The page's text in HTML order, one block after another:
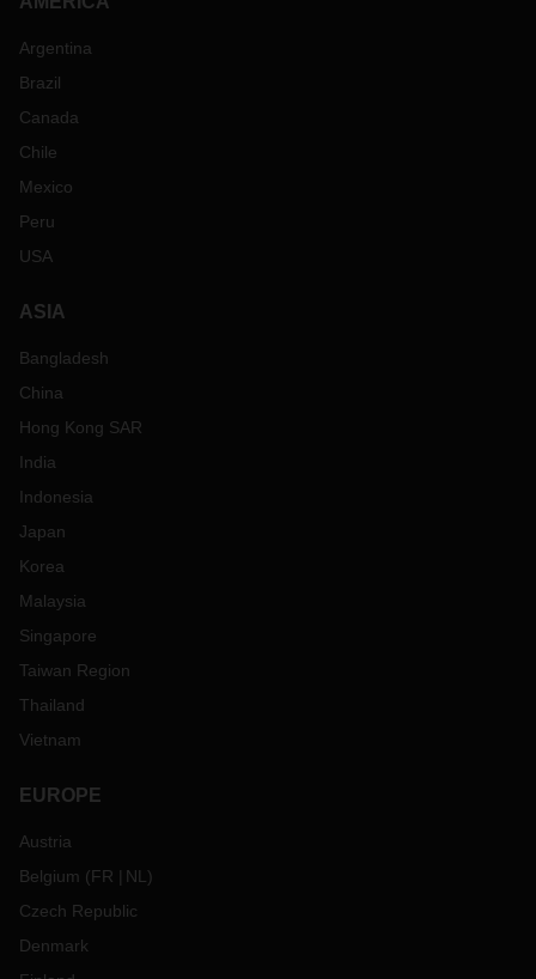
Argentina
Brazil
Canada
Chile
Mexico
Peru
USA
ASIA
Bangladesh
China
Hong Kong SAR
India
Indonesia
Japan
Korea
Malaysia
Singapore
Taiwan Region
Thailand
Vietnam
EUROPE
Austria
Belgium (FR NL )
Czech Republic
Denmark